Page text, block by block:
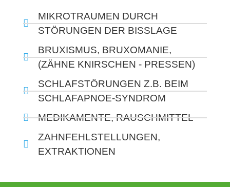
MIKROTRAUMEN DURCH
STÖRUNGEN DER BISSLAGE
BRUXISMUS, BRUXOMANIE,
(ZÄHNE KNIRSCHEN - PRESSEN)
SCHLAFSTÖRUNGEN Z.B. BEIM
SCHLAFAPNOE-SYNDROM
MEDIKAMENTE, RAUSCHMITTEL
ZAHNFEHLSTELLUNGEN,
EXTRAKTIONEN